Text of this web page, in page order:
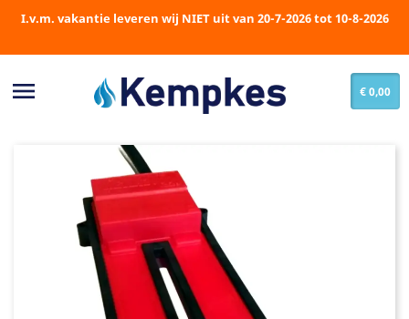
I.v.m. vakantie leveren wij NIET uit van 20-7-2026 tot 10-8-2026
 € 0,00